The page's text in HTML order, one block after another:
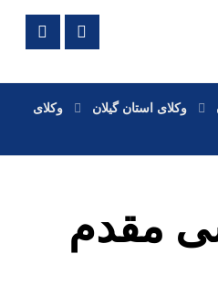
وکلای استان گیلان
وکلای
مقدم